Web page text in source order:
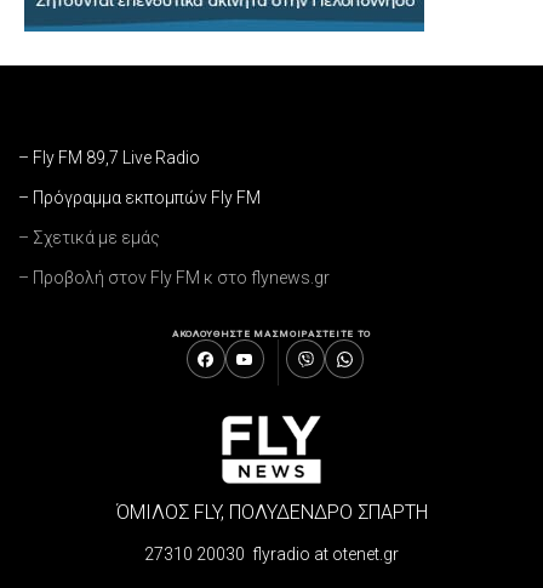
– Fly FM 89,7 Live Radio
– Πρόγραμμα εκπομπών Fly FM
– Σχετικά με εμάς
– Προβολή στον Fly FM κ στο flynews.gr
ΑΚΟΛΟΥΘΗΣΤΕ ΜΑΣΜΟΙΡΑΣΤΕΙΤΕ ΤΟ
ΌΜΙΛΟΣ FLY, ΠΟΛΥΔΕΝΔΡΟ ΣΠΑΡΤΗ
27310 20030 flyradio at otenet.gr